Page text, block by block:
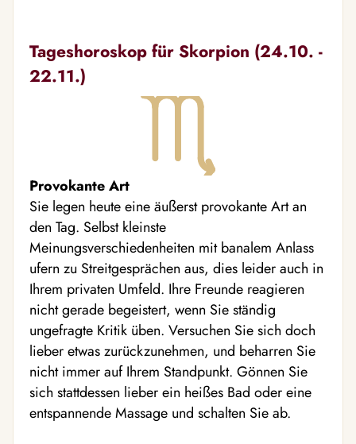
Tageshoroskop für Skorpion (24.10. -
22.11.)
Provokante Art
Sie legen heute eine äußerst provokante Art an
den Tag. Selbst kleinste
Meinungsverschiedenheiten mit banalem Anlass
ufern zu Streitgesprächen aus, dies leider auch in
Ihrem privaten Umfeld. Ihre Freunde reagieren
nicht gerade begeistert, wenn Sie ständig
ungefragte Kritik üben. Versuchen Sie sich doch
lieber etwas zurückzunehmen, und beharren Sie
nicht immer auf Ihrem Standpunkt. Gönnen Sie
sich stattdessen lieber ein heißes Bad oder eine
entspannende Massage und schalten Sie ab.